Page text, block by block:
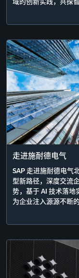
走进施耐德电气
SAP 走进施耐德电气
型新路径，深度交流
势，基于 AI 技术落地
为企业注入源源不断